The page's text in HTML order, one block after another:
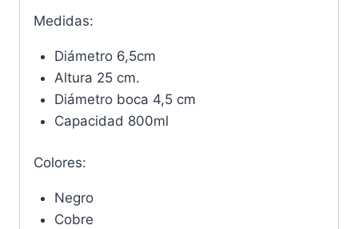
Medidas:
Diámetro 6,5cm
Altura 25 cm.
Diámetro boca 4,5 cm
Capacidad 800ml
Colores:
Negro
Cobre